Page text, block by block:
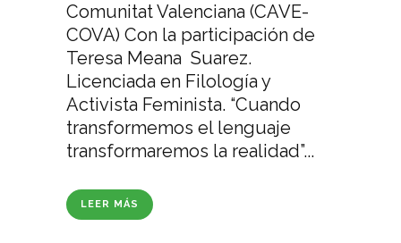
Comunitat Valenciana (CAVE-
COVA) Con la participación de
Teresa Meana Suarez.
Licenciada en Filología y
Activista Feminista. “Cuando
transformemos el lenguaje
transformaremos la realidad”...
LEER MÁS